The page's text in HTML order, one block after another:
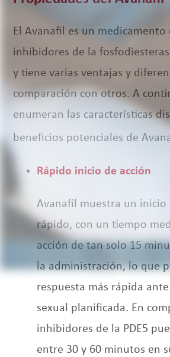
El Avanafil es un medicamento
inhibidores de la
y tiene varias ventajas y
comparación con otros. A
enumeran las características
beneficios potenciales de
Rápido inicio de acción
Avanafil muestra un inicio
rápido, con un tiempo
acción de tan solo 15
la administración, lo que
respuesta más rápida
sexual planificada. En
inhibidores de la PDE5
entre 30 y 60 minutos en